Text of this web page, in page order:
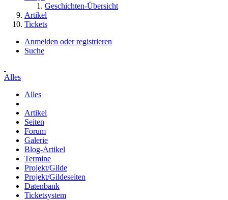
Geschichten-Übersicht
Artikel
Tickets
Anmelden oder registrieren
Suche
Alles
Alles
Artikel
Seiten
Forum
Galerie
Blog-Artikel
Termine
Projekt/Gilde
Projekt/Gildeseiten
Datenbank
Ticketsystem